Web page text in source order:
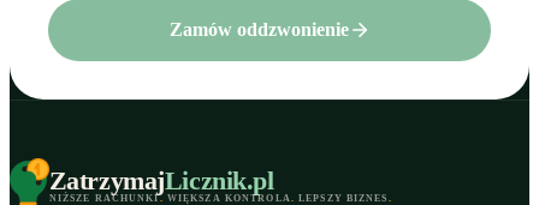
Zamów oddzwonienie
ZatrzymajLicznik.pl
NIŻSZE RACHUNKI. WIĘKSZA KONTROLA. LEPSZY BIZNES .